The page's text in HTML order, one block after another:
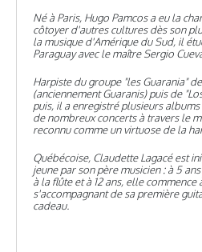
Né à Paris, Hugo Pamcos a eu la
côtoyer d'autres cultures dès son
la musique d'Amérique du Sud, il
Paraguay avec le maître Sergio
Harpiste du groupe "les Guarania"
(anciennement Guaranis) puis de
puis, il a enregistré plusieurs
de nombreux concerts à travers le
reconnu comme un virtuose de la
Québécoise, Claudette Lagacé est
jeune par son père musicien : à 5
à la flûte et à 12 ans, elle commence
s'accompagnant de sa première
cadeau.